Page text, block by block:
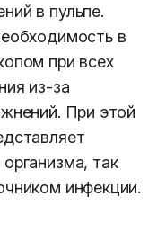
в пульпе.
в
при всех
из-за
При этой
так
инфекции.